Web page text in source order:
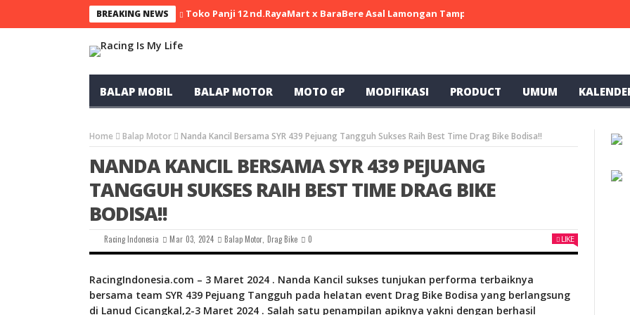
BREAKING NEWS Toko Panji 12 nd.RayaMart x BaraBere Asal Lamongan Tampil Kompetitif, Raih Tiga Podium di
BALAP MOBIL BALAP MOTOR MOTO GP MODIFIKASI PRODUCT UMUM
Home Balap Motor Nanda Kancil Bersama SYR 439 Pejuang Tangguh Sukses Raih Best Time Drag Bike Bodisa!!
NANDA KANCIL BERSAMA SYR 439 PEJUANG
TANGGUH SUKSES RAIH BEST TIME DRAG BIKE
BODISA!!
Racing Indonesia Mar 03, 2024 Balap Motor Drag Bike 0 LIKE
RacingIndonesia.com – 3 Maret 2024 . Nanda Kancil sukses tunjukan performa terbaiknya
bersama team SYR 439 Pejuang Tangguh pada helatan event Drag Bike Bodisa yang berlangsung
di Lanud Cicangkal,2-3 Maret 2024 . Salah satu penampilan apiknya yakni dengan berhasil